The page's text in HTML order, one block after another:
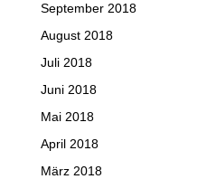
September 2018
August 2018
Juli 2018
Juni 2018
Mai 2018
April 2018
März 2018